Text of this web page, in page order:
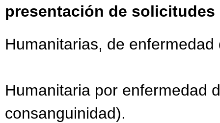
presentación de solicitudes
Humanitarias, de
Humanitaria por enfermedad
consanguinidad).